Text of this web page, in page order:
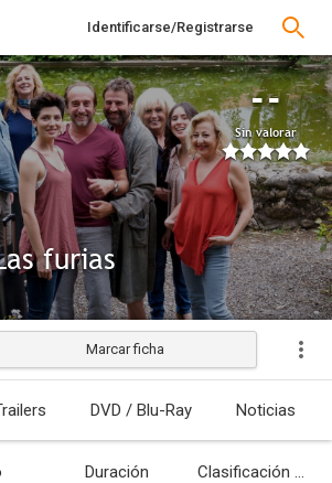
Identificarse/Registrarse
--
Sin valorar
furias
Estrenada
Marcar ficha
DVD / Blu-Ray Noticias
Duración Clasificación por edades